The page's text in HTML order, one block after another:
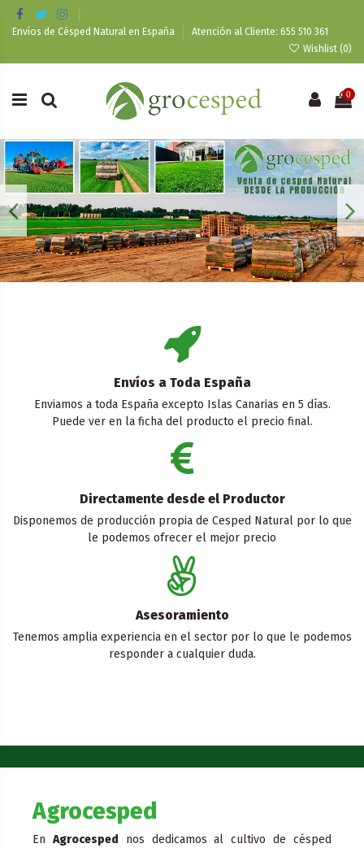
Envíos de Césped Natural en España
Atención al Cliente: 655 510 361
Wishlist (0)
0
Envíos a Toda España
Enviamos a toda España excepto Islas Canarias en 5 días.
Puede ver en la ficha del producto el precio final.
Directamente desde el Productor
Disponemos de producción propia de Cesped Natural por lo que
le podemos ofrecer el mejor precio
Asesoramiento
Tenemos amplia experiencia en el sector por lo que le podemos
responder a cualquier duda.
Agrocesped
EnAgrocesped nos dedicamos al cultivo de césped